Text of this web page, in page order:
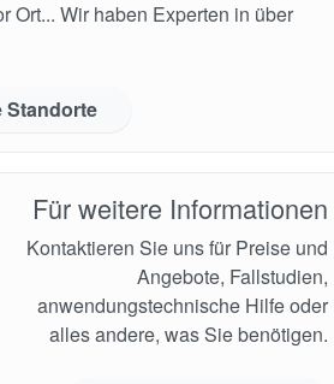
Ort... Wir haben Experten in über
Standorte
Für weitere Informationen
Kontaktieren Sie uns für Preise und
Angebote, Fallstudien,
anwendungstechnische Hilfe oder
alles andere, was Sie benötigen.